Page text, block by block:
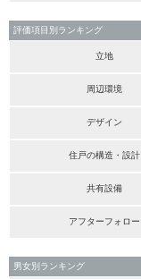
評価項目別ランキング
立地
周辺環境
デザイン
住戸の構造・設計
共有設備
アフターフォロー
男女別ランキング